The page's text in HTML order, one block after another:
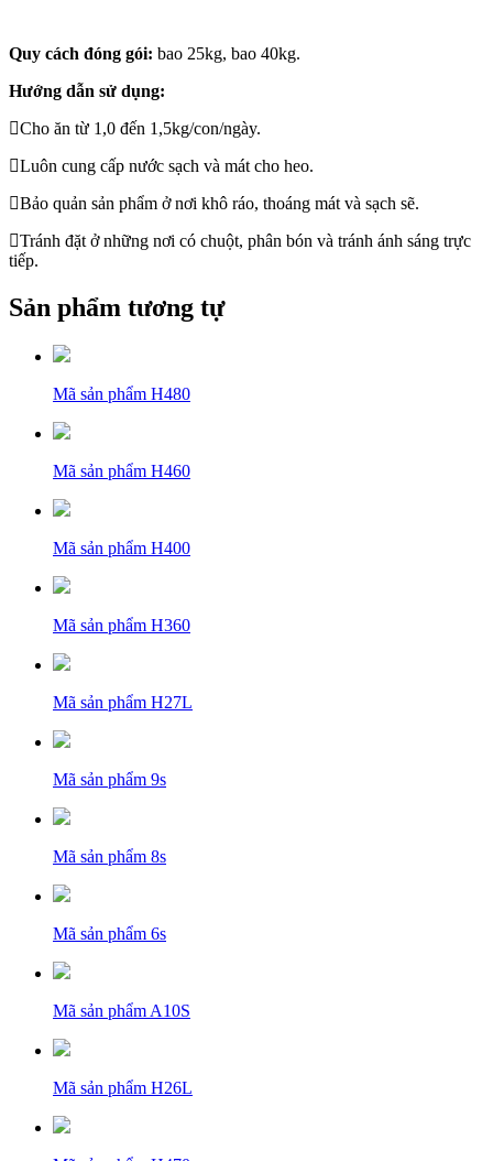
Quy cách đóng gói: bao 25kg, bao 40kg.
Hướng dẫn sử dụng:
Cho ăn từ 1,0 đến 1,5kg/con/ngày.
Luôn cung cấp nước sạch và mát cho heo.
Bảo quản sản phẩm ở nơi khô ráo, thoáng mát và sạch sẽ.
Tránh đặt ở những nơi có chuột, phân bón và tránh ánh sáng trực
tiếp.
Sản phẩm tương tự
Mã sản phẩm H480
Mã sản phẩm H460
Mã sản phẩm H400
Mã sản phẩm H360
Mã sản phẩm H27L
Mã sản phẩm 9s
Mã sản phẩm 8s
Mã sản phẩm 6s
Mã sản phẩm A10S
Mã sản phẩm H26L